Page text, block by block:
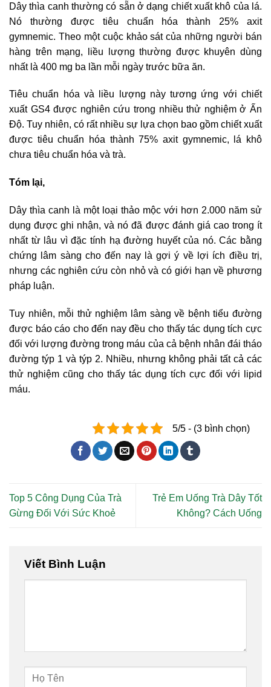
Dây thìa canh thường có sẵn ở dạng chiết xuất khô của lá.
Nó thường được tiêu chuẩn hóa thành 25% axit
gymnemic. Theo một cuộc khảo sát của những người bán
hàng trên mạng, liều lượng thường được khuyên dùng
nhất là 400 mg ba lần mỗi ngày trước bữa ăn.
Tiêu chuẩn hóa và liều lượng này tương ứng với chiết
xuất GS4 được nghiên cứu trong nhiều thử nghiệm ở Ấn
Độ. Tuy nhiên, có rất nhiều sự lựa chọn bao gồm chiết xuất
được tiêu chuẩn hóa thành 75% axit gymnemic, lá khô
chưa tiêu chuẩn hóa và trà.
Tóm lại,
Dây thìa canh là một loại thảo mộc với hơn 2.000 năm sử
dụng được ghi nhận, và nó đã được đánh giá cao trong ít
nhất từ ​​lâu vì đặc tính hạ đường huyết của nó. Các bằng
chứng lâm sàng cho đến nay là gợi ý về lợi ích điều trị,
nhưng các nghiên cứu còn nhỏ và có giới hạn về phương
pháp luận.
Tuy nhiên, mỗi thử nghiệm lâm sàng về bệnh tiểu đường
được báo cáo cho đến nay đều cho thấy tác dụng tích cực
đối với lượng đường trong máu của cả bệnh nhân đái tháo
đường týp 1 và týp 2. Nhiều, nhưng không phải tất cả các
thử nghiệm cũng cho thấy tác dụng tích cực đối với lipid
máu.
5/5 - (3 bình chọn)
Top 5 Công Dụng Của Trà
Gừng Đối Với Sức Khoẻ
Trẻ Em Uống Trà Dây Tốt
Không? Cách Uống
Viết Bình Luận